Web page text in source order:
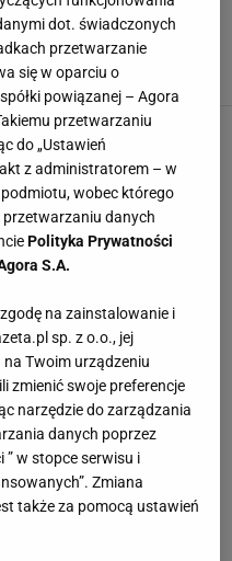
NAJNOWSZE
do małego mieszkania.
pod łóżko
do łask. Polacy na
samochodu po 12-
co pomogło jej
jak za dawnych lato.
Nawet mniej niż 50 zł
i wentylatory najlepsze
dot. świadczonych
przetwarzanie
się w oparciu o
powiązanej – Agora
przetwarzaniu
do „Ustawień
z administratorem – w
wobec którego
przetwarzaniu danych
Polityka Prywatności
S.A.
na zainstalowanie i
sp. z o.o., jej
Twoim urządzeniu
zmienić swoje preferencje
narzędzie do zarządzania
danych poprzez
w stopce serwisu i
Zmiana
także za pomocą ustawień